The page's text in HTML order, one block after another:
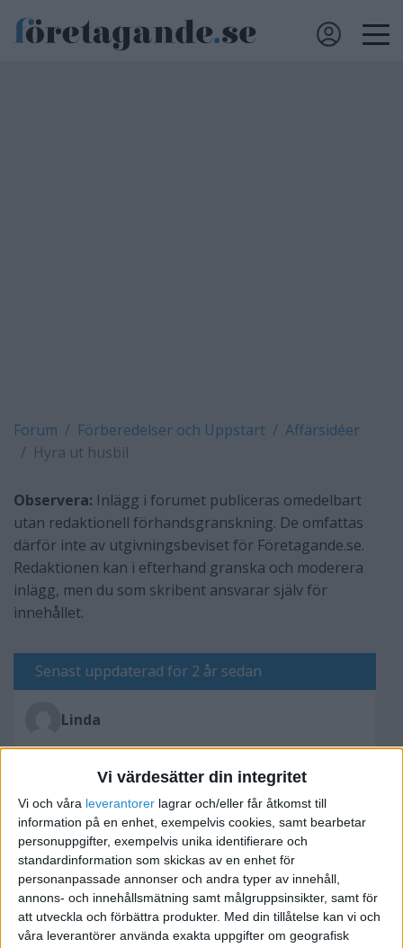
Vi värdesätter din integritet
Vi och våra leverantorer lagrar och/eller får åtkomst till
information på en enhet, exempelvis cookies, samt bearbetar
personuppgifter, exempelvis unika identifierare och
standardinformation som skickas av en enhet för
personanpassade annonser och andra typer av innehåll,
annons- och innehållsmätning samt målgruppsinsikter, samt för
att utveckla och förbättra produkter. Med din tillåtelse kan vi och
våra leverantörer använda exakta uppgifter om geografisk
Forum Förberedelser och Uppstart
Affärsidéer
Hyra ut husbil
Observera: Inlägg i forumet publiceras omedelbart
utan redaktionell förhandsgranskning. De omfattas
därför inte av utgivningsbeviset för Företagande.se.
Redaktionen kan i efterhand granska och moderera
inlägg, men du som skribent ansvarar själv för
innehållet.
Senast uppdaterad för 2 år sedan
Linda
Skriv svar
Hyra ut husbil
2023-09-20 20:00
Hej